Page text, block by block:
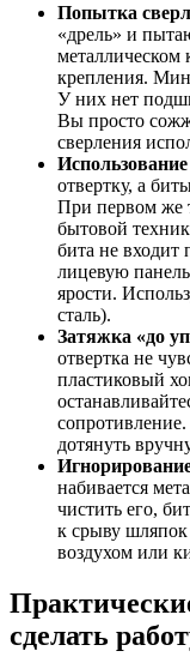
Попытка
«дрель» и
металлическом
крепления.
У них нет
Вы просто
сверления
отвертку, а
При первом же
бытовой
бита не входит
лицевую
ярости.
сталь).
Затяжка «до
отвертка не
пластиковый
дотянуть
набивается
чистить его,
к срыву
воздухом или
сделать